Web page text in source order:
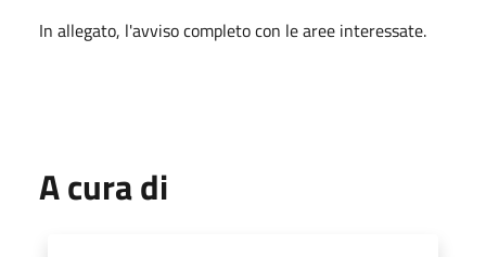
In allegato, l'avviso completo con le aree interessate.
A cura di